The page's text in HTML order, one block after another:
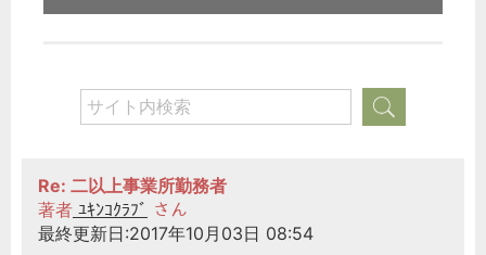
Re: 二以上事業所勤務者
著者 ﾕｷﾝｺｸﾗﾌﾞ さん
最終更新日:2017年10月03日 08:54